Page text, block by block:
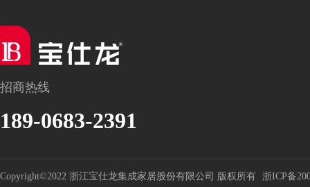
招商热线
189-0683-2391
Copyright©2022 浙江宝仕龙集成家居股份有限公司 版权所有 浙ICP备